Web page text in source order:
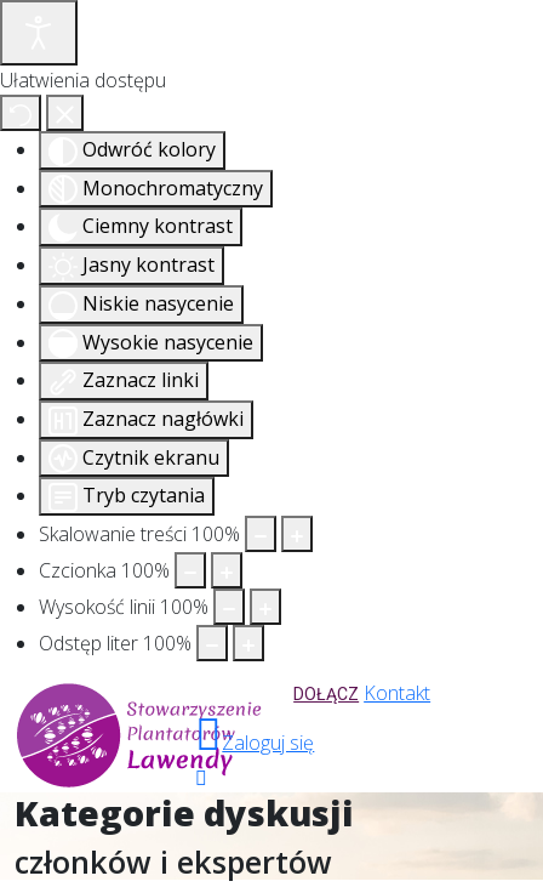
Ułatwienia dostępu
Odwróć kolory
Monochromatyczny
Ciemny kontrast
Jasny kontrast
Niskie nasycenie
Wysokie nasycenie
Zaznacz linki
Zaznacz nagłówki
Czytnik ekranu
Tryb czytania
Skalowanie treści 100%
Czcionka 100%
Wysokość linii 100%
Odstęp liter 100%
DOŁĄCZ Kontakt
Zaloguj się
Kategorie dyskusji
członków i ekspertów